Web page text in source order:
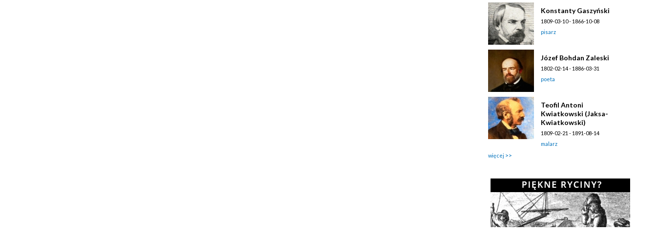
Konstanty Gaszyński
1809-03-10 - 1866-10-08
pisarz
Józef Bohdan Zaleski
1802-02-14 - 1886-03-31
poeta
Teofil Antoni
Kwiatkowski (Jaksa-
Kwiatkowski)
1809-02-21 - 1891-08-14
malarz
więcej